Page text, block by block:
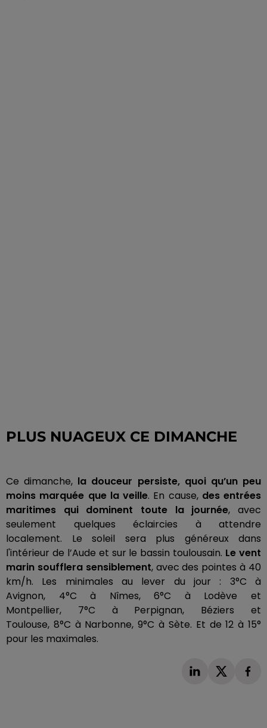
PLUS NUAGEUX CE DIMANCHE
Ce dimanche, la douceur persiste, quoi qu’un peu
moins marquée que la veille. En cause, des entrées
maritimes qui dominent toute la journée, avec
seulement quelques éclaircies à attendre
localement. Le soleil sera plus généreux dans
l'intérieur de l’Aude et sur le bassin toulousain. Le vent
marin soufflera sensiblement, avec des pointes à 40
km/h. Les minimales au lever du jour : 3°C à
Avignon, 4°C à Nîmes,6°C à Lodève et
Montpellier, 7°C à Perpignan, Béziers et
Toulouse, 8°C à Narbonne,9°C à Sète. Et de 12 à 15°
pour les maximales.